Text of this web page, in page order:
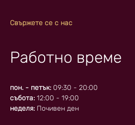
Свържете се с нас
Работно време
пон. - петък: 09:30 - 20:00
събота: 12:00 - 19:00
неделя: Почивен ден